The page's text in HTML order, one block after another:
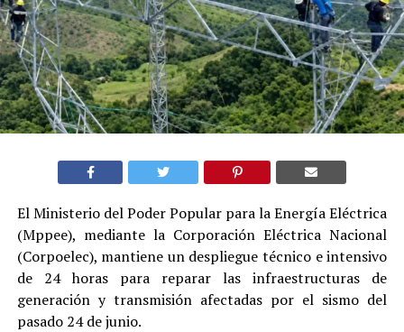
El Ministerio del Poder Popular para la Energía Eléctrica
(Mppee), mediante la Corporación Eléctrica Nacional
(Corpoelec), mantiene un despliegue técnico e intensivo
de 24 horas para reparar las infraestructuras de
generación y transmisión afectadas por el sismo del
pasado 24 de junio.